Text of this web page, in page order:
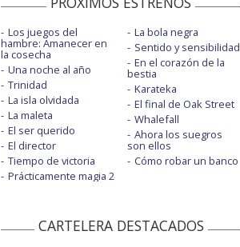
Los juegos del
hambre: Amanecer en
la cosecha
Una noche al año
Trinidad
La isla olvidada
La maleta
El ser querido
El director
Tiempo de victoria
Prácticamente magia 2
La bola negra
Sentido y sensibilidad
En el corazón de la
bestia
Karateka
El final de Oak Street
Whalefall
Ahora los suegros
son ellos
Cómo robar un banco
CARTELERA DESTACADOS